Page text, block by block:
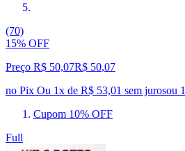
(70)
15% OFF
Preço R$ 50,07R$ 50,07
no Pix Ou 1x de R$ 53,01 sem jurosou 1
Cupom 10% OFF
Full